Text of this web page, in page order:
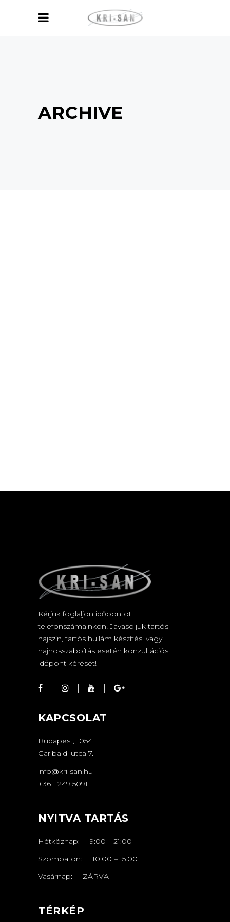
ARCHIVE
Kérjük foglaljon időpontot
telefonszámainkon! Javasoljuk tartós
hajszín, tartós hullám készítés, vagy
hajhosszabbítás esetén konzultációs
időpont kérését!
KAPCSOLAT
Budapest, 1054
Garibaldi utca 7.
info@kri-san.hu
+36 1 249 5091
NYITVA TARTÁS
Hétköznap: 9:00 – 21:00
Szombaton:10:00 – 15:00
Vasárnap: ZÁRVA
TÉRKÉP